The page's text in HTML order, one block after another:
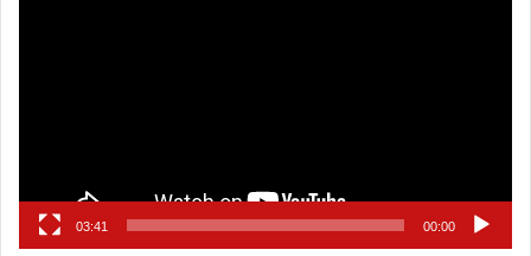
00:00
03:41